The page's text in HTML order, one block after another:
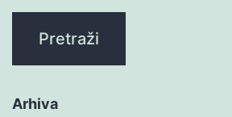
Arhiva